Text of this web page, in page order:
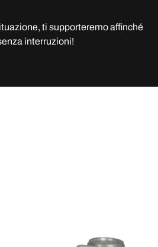
ti supporteremo affinché
interruzioni!